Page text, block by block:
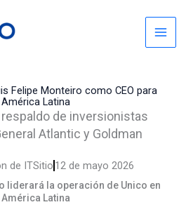
Felipe Monteiro como CEO para
América Latina
de inversionistas
Atlantic y Goldman
de ITSitio 12 de mayo 2026
liderará la operación de Unico en
América Latina